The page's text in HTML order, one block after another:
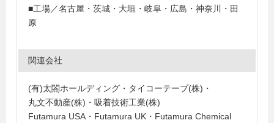
■工場／名古屋・茨城・大垣・岐阜・広島・神奈川・田
原
関連会社
(有)太閤ホールディング・タイコーテープ(株)・
丸文不動産(株)・吸着技術工業(株)
Futamura USA・Futamura UK・Futamura Chemical